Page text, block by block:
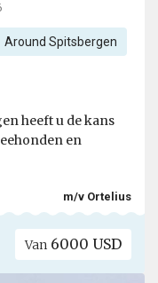
Around Spitsbergen
heeft u de kans
en
m/v Ortelius
Van 6000 USD